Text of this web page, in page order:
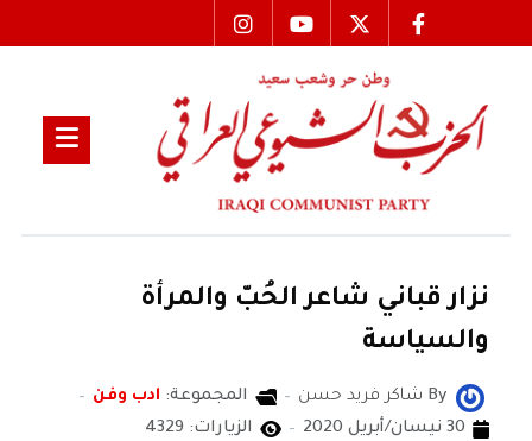
نزار قباني شاعر الحُبّ والمرأة
والسياسة
By شاكر فريد حسن المجموعة: ادب وفن
30 نيسان/أبريل 2020
الزيارات: 4329